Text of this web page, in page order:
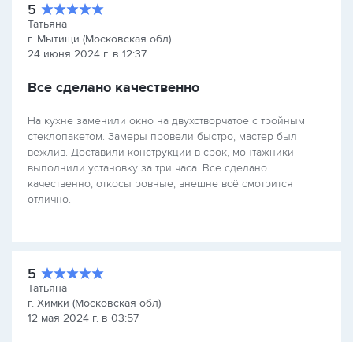
5
Татьяна
г. Мытищи (Московская обл)
24 июня 2024 г. в 12:37
Все сделано качественно
На кухне заменили окно на двухстворчатое с тройным
стеклопакетом. Замеры провели быстро, мастер был
вежлив. Доставили конструкции в срок, монтажники
выполнили установку за три часа. Все сделано
качественно, откосы ровные, внешне всё смотрится
отлично.
5
Татьяна
г. Химки (Московская обл)
12 мая 2024 г. в 03:57